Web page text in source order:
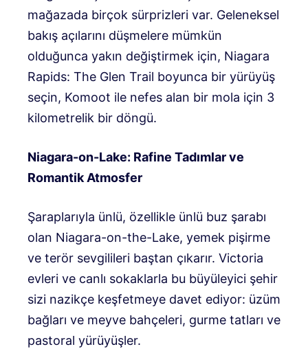
mağazada birçok sürprizleri var. Geleneksel
bakış açılarını düşmelere mümkün
olduğunca yakın değiştirmek için, Niagara
Rapids: The Glen Trail boyunca bir yürüyüş
seçin, Komoot ile nefes alan bir mola için 3
kilometrelik bir döngü.
Niagara-on-Lake: Rafine Tadımlar ve
Romantik Atmosfer
Şaraplarıyla ünlü, özellikle ünlü buz şarabı
olan Niagara-on-the-Lake, yemek pişirme
ve terör sevgilileri baştan çıkarır. Victoria
evleri ve canlı sokaklarla bu büyüleyici şehir
sizi nazikçe keşfetmeye davet ediyor: üzüm
bağları ve meyve bahçeleri, gurme tatları ve
pastoral yürüyüşler.